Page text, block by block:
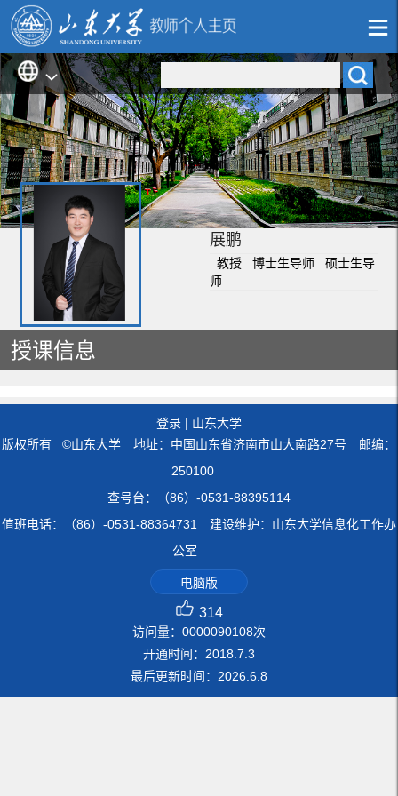
展鹏
教授 博士生导师 硕士生导
师
授课信息
登录 | 山东大学
版权所有 ©山东大学 地址：中国山东省济南市山大南路27号 邮编：
250100
查号台：（86）-0531-88395114
值班电话：（86）-0531-88364731 建设维护：山东大学信息化工作办
公室
电脑版
314
访问量： 0000090108次
开通时间： 2018 7 3
最后更新时间： 2026 6 8